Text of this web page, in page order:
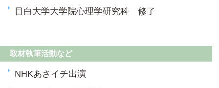
目白大学大学院心理学研究科 修了
取材執筆活動など
NHKあさイチ出演